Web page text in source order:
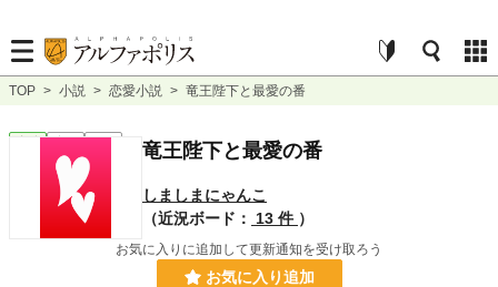
TOP > 小説 > 恋愛小説 > 竜王陛下と最愛の番
完結 短編 竜王陛下と最愛の番
しましまにゃんこ
（近況ボード：
13 件 ）
お気に入りに追加して更新通知を受け取ろう
お気に入り追加